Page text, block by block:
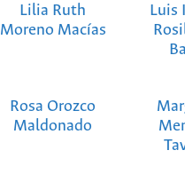
Lilia Ruth
Moreno Macías
Luis
Rosa Orozco
Maldonado